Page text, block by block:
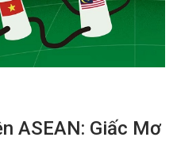
ASEAN: Giấc Mơ